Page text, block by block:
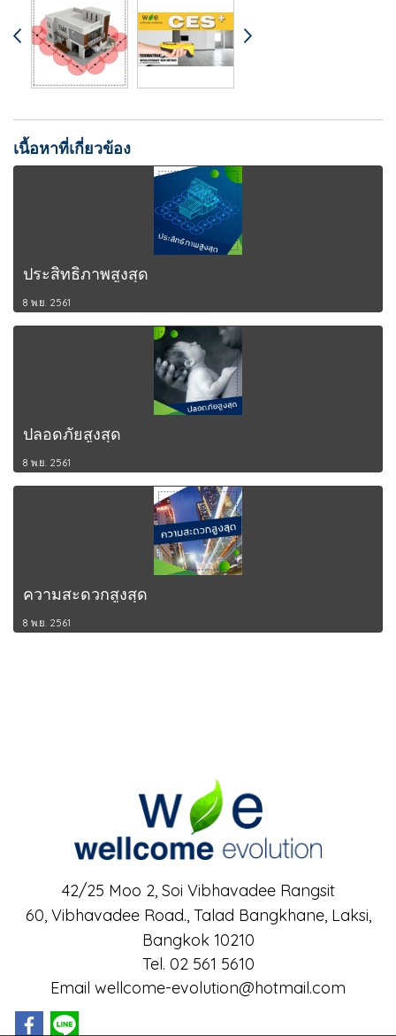
เนื้อหาที่เกี่ยวข้อง
ประสิทธิภาพสูงสุด
8 พ.ย. 2561
ปลอดภัยสูงสุด
8 พ.ย. 2561
ความสะดวกสูงสุด
8 พ.ย. 2561
42/25 Moo 2, Soi Vibhavadee Rangsit
60, Vibhavadee Road., Talad Bangkhane, Laksi,
Bangkok 10210
Tel. 02 561 5610
Email wellcome-evolution@hotmail.com